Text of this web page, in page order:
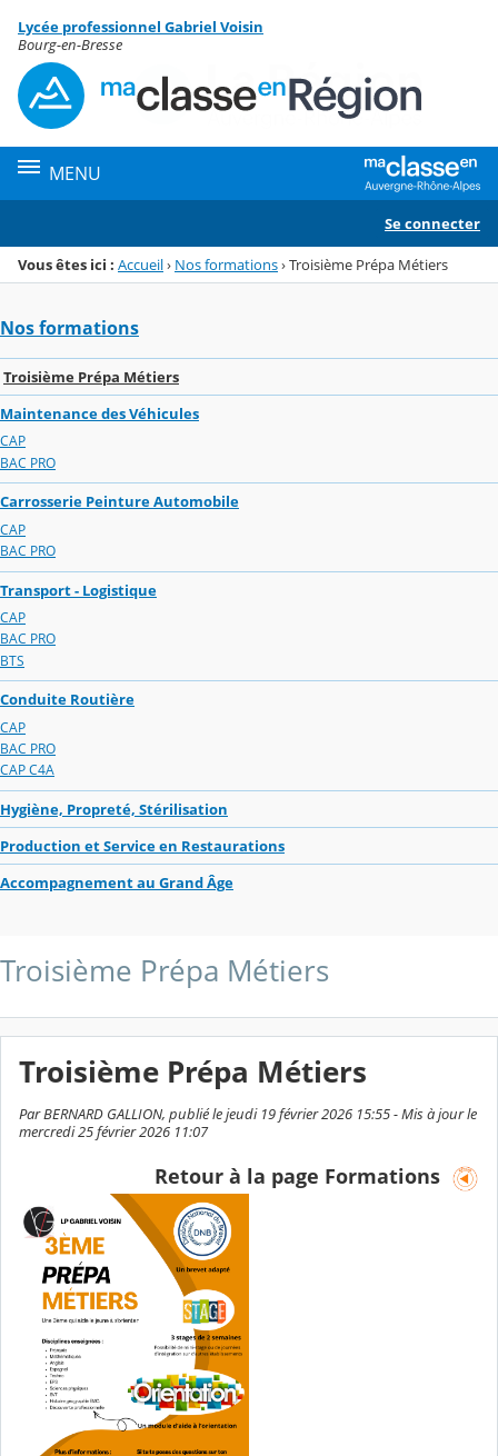
Menu de la rubrique
Contenu
Lycée professionnel Gabriel Voisin
Bourg-en-Bresse
MENU
Se connecter
Vous êtes ici : Accueil› Nos formations›Troisième Prépa Métiers
Nos formations
Troisième Prépa Métiers
Maintenance des Véhicules
CAP
BAC PRO
Carrosserie Peinture Automobile
CAP
BAC PRO
Transport - Logistique
CAP
BAC PRO
BTS
Conduite Routière
CAP
BAC PRO
CAP C4A
Hygiène, Propreté, Stérilisation
Production et Service en Restaurations
Accompagnement au Grand Âge
Troisième Prépa Métiers
Troisième Prépa Métiers
Par BERNARD GALLION, publié le jeudi 19 février 2026 15:55 - Mis à jour le
mercredi 25 février 2026 11:07
Retour à la page Formations